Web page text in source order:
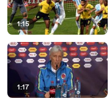
1:15
1:17